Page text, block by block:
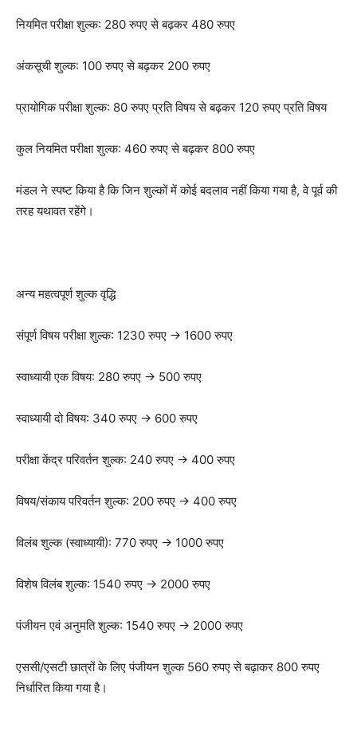
नियमित परीक्षा शुल्क: 280 रुपए से बढ़कर 480 रुपए
अंकसूची शुल्क: 100 रुपए से बढ़कर 200 रुपए
प्रायोगिक परीक्षा शुल्क: 80 रुपए प्रति विषय से बढ़कर 120 रुपए प्रति विषय
कुल नियमित परीक्षा शुल्क: 460 रुपए से बढ़कर 800 रुपए
मंडल ने स्पष्ट किया है कि जिन शुल्कों में कोई बदलाव नहीं किया गया है, वे पूर्व की
तरह यथावत रहेंगे।
अन्य महत्वपूर्ण शुल्क वृद्धि
संपूर्ण विषय परीक्षा शुल्क: 1230 रुपए → 1600 रुपए
स्वाध्यायी एक विषय: 280 रुपए → 500 रुपए
स्वाध्यायी दो विषय: 340 रुपए → 600 रुपए
परीक्षा केंद्र परिवर्तन शुल्क: 240 रुपए → 400 रुपए
विषय/संकाय परिवर्तन शुल्क: 200 रुपए → 400 रुपए
विलंब शुल्क (स्वाध्यायी): 770 रुपए → 1000 रुपए
विशेष विलंब शुल्क: 1540 रुपए → 2000 रुपए
पंजीयन एवं अनुमति शुल्क: 1540 रुपए → 2000 रुपए
एससी/एसटी छात्रों के लिए पंजीयन शुल्क 560 रुपए से बढ़ाकर 800 रुपए
निर्धारित किया गया है।